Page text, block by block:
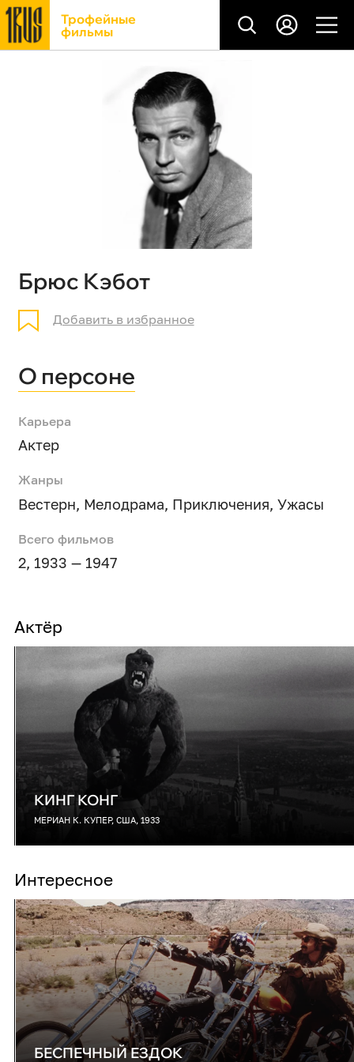
Трофейные
фильмы
Брюс Кэбот
Добавить в избранное
О персоне
Карьера
Актер
Жанры
Вестерн, Мелодрама, Приключения, Ужасы
Всего фильмов
2, 1933 — 1947
Актёр
КИНГ КОНГ
МЕРИАН К. КУПЕР, США, 1933
Интересное
БЕСПЕЧНЫЙ ЕЗДОК